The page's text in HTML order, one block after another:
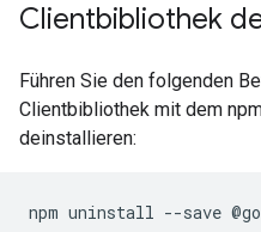
Clientbibliothek
Führen Sie den folgenden
Clientbibliothek mit dem
deinstallieren:
npm uninstall --save